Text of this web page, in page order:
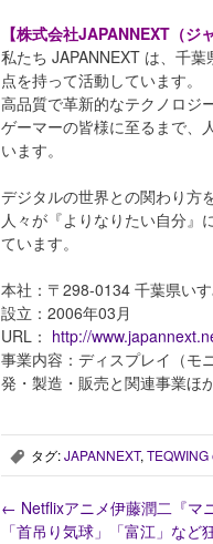
【株式会社JAPANNEXT（
私たち JAPANNEXT は、千
点を持って活動しています。
高品質で革新的なテクノロジ
ゲーマーの皆様に至るまで、
います。
デジタルの世界との関わり方
人々が『よりなりたい自分』
ています。
本社：〒298-0134 千葉県い
設立：2006年03月
URL： http://
事業内容：ディスプレイ（モ
発・製造・販売と関連事業ほ
, タグ:JAPANNEXT,
← Netflixアニメ伊藤潤二『マ
「首吊り気球」「富江」な